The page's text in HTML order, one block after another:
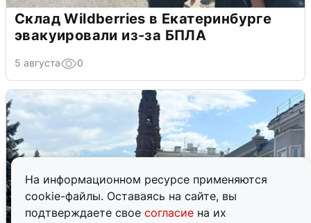
На информационном ресурсе применяются
cookie-файлы. Оставаясь на сайте, вы
подтверждаете свое согласие на их
Склад Wildberries в Екатеринбурге
эвакуировали из-за БПЛА
5 августа 0